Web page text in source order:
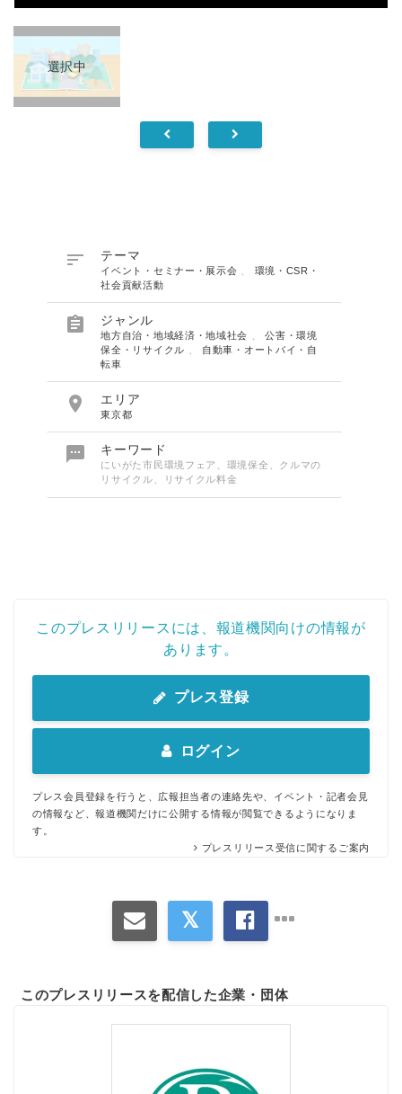
選択中
 テーマ
イベント・セミナー・展示会
環境・CSR・
社会貢献活動
 ジャンル
地方自治・地域経済・地域社会 、公害・環境
保全・リサイクル
自動車・オートバイ・自
転車
 エリア
東京都
 キーワード
にいがた市民環境フェア、環境保全、クルマの
リサイクル、リサイクル料金
このプレスリリースには、報道機関向けの情報が
あります。
プレス登録
ログイン
プレス会員登録を行うと、広報担当者の連絡先や、イベント・記者会見
の情報など、報道機関だけに公開する情報が閲覧できるようになりま
す。
プレスリリース受信に関するご案内
このプレスリリースを配信した企業・団体